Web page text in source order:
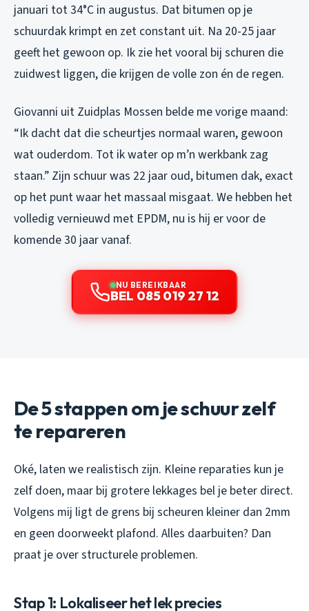
januari tot 34°C in augustus. Dat bitumen op je
schuurdak krimpt en zet constant uit. Na 20-25 jaar
geeft het gewoon op. Ik zie het vooral bij schuren die
zuidwest liggen, die krijgen de volle zon én de regen.
Giovanni uit Zuidplas Mossen belde me vorige maand:
“Ik dacht dat die scheurtjes normaal waren, gewoon
wat ouderdom. Tot ik water op m’n werkbank zag
staan.” Zijn schuur was 22 jaar oud, bitumen dak, exact
op het punt waar het massaal misgaat. We hebben het
volledig vernieuwd met EPDM, nu is hij er voor de
komende 30 jaar vanaf.
NU BEREIKBAAR
BEL 085 019 27 12
De 5 stappen om je schuur zelf
te repareren
Oké, laten we realistisch zijn. Kleine reparaties kun je
zelf doen, maar bij grotere lekkages bel je beter direct.
Volgens mij ligt de grens bij scheuren kleiner dan 2mm
en geen doorweekt plafond. Alles daarbuiten? Dan
praat je over structurele problemen.
Stap 1: Lokaliseer het lek precies